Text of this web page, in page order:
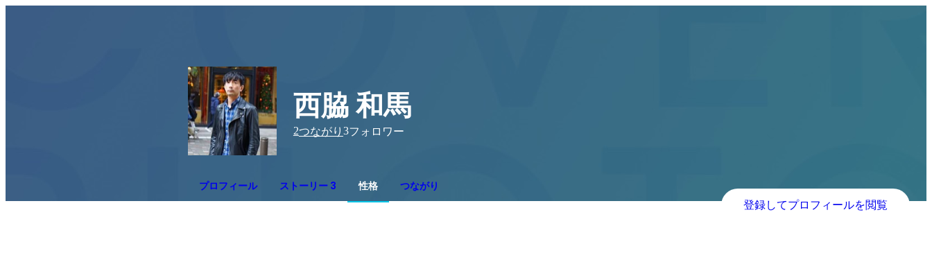
西脇 和馬
2つながり 3フォロワー
プロフィール ストーリー 3 性格 つながり
登録してプロフィールを閲覧